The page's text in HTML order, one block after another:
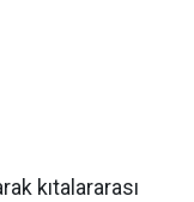
kıtalararası